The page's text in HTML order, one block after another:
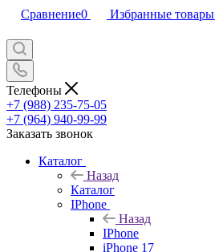
Сравнение0 Избранные товары
Телефоны
+7 (988) 235-75-05
+7 (964) 940-99-99
Заказать звонок
Каталог
Назад
Каталог
IPhone
Назад
IPhone
iPhone 17